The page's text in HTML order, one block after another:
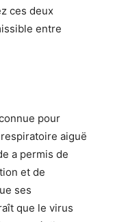
ces deux
entre
pour
aiguë
a permis de
et de
ses
que le virus